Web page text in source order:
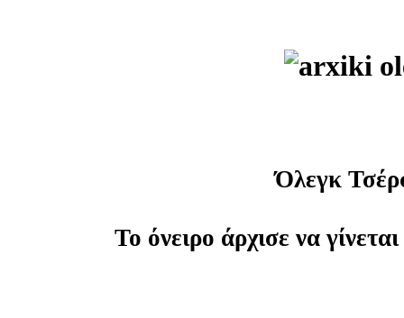
Όλεγκ
Το όνειρο άρχισε να